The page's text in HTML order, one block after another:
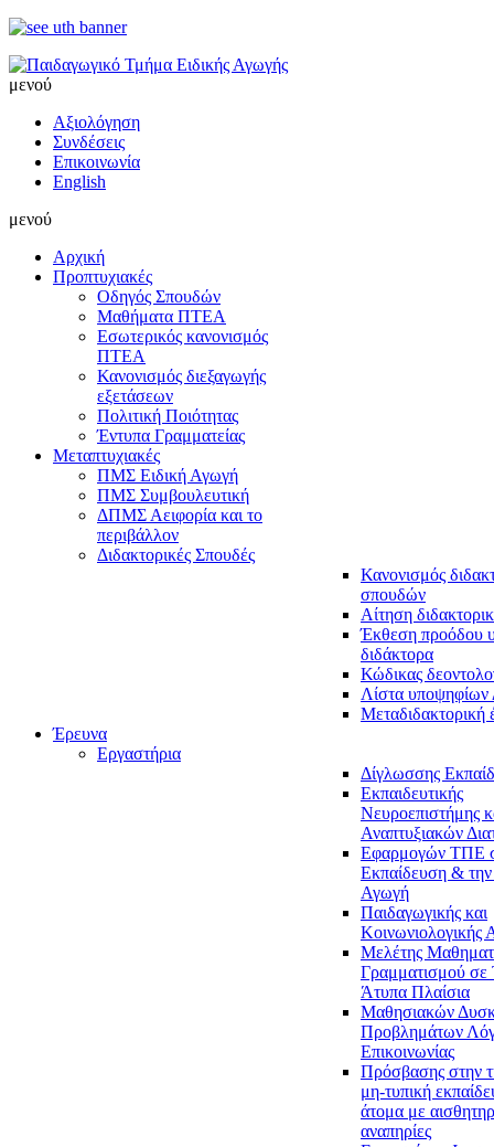
μενού
Αξιολόγηση
Συνδέσεις
Επικοινωνία
English
μενού
Αρχική
Προπτυχιακές
Οδηγός Σπουδών
Μαθήματα ΠΤΕΑ
Εσωτερικός κανονισμός
ΠΤΕΑ
Κανονισμός διεξαγωγής
εξετάσεων
Πολιτική Ποιότητας
Έντυπα Γραμματείας
Μεταπτυχιακές
ΠΜΣ Ειδική Αγωγή
ΠΜΣ Συμβουλευτική
ΔΠΜΣ Αειφορία και το
περιβάλλον
Διδακτορικές Σπουδές
Κανονισμός
σπουδών
Αίτηση
Έκθεση προόδου
διδάκτορα
Κώδικας
Λίστα υποψηφίων
Μεταδιδακτορική
Έρευνα
Εργαστήρια
Δίγλωσσης
Εκπαιδευτικής
Νευροεπιστήμης
Αναπτυξιακών
Εφαρμογών ΤΠΕ
Εκπαίδευση & την
Αγωγή
Παιδαγωγικής και
Κοινωνιολογικής
Μελέτης
Γραμματισμού σε
Άτυπα Πλαίσια
Μαθησιακών
Προβλημάτων
Επικοινωνίας
Πρόσβασης στην
μη-τυπική
άτομα με
αναπηρίες